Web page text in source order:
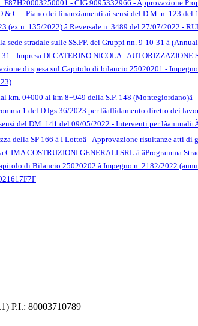
F87H20003250001 - CIG 9095332966 - Approvazione
C. - Piano dei finanziamenti ai sensi del D.M. n. 123
(ex n. 135/2022) â Reversale n. 3489 del 27/07/2022 -
sede stradale sulle SS.PP. dei Gruppi nn. 9-10-31 â
- Impresa DI CATERINO NICOLA - AUTORIZZAZIONE
di spesa sul Capitolo di bilancio 25020201 - Impegno
km. 0+000 al km 8+949 della S.P. 148
1 del D.lgs 36/2023 per lâaffidamento diretto dei
del DM. 141 del 09/05/2022 - Interventi per
della SP 166 â I Lottoâ - Approvazione risultanze
CIMA COSTRUZIONI GENERALI SRL â
di Bilancio 25020202 â Impegno n. 2182/2022
P.I.: 80003710789